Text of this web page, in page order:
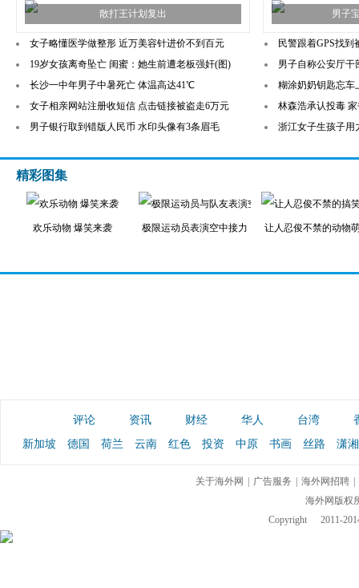
散打王计划复出 男子
女子略懂医学做整形 近万美容针进价不到百元
19岁女孩离奇坠亡 闺蜜：她生前遭老板强奸(图)
长沙一中年男子中暑死亡 体温高达41℃
女子相亲网站注册收短信 点击链接被盗走6万元
男子银行取到错版人民币 水印头像有3条眉毛
民警跟着GPS找
男子自称公安厅干
糊涂奶奶钥匙忘车
林森浩承认投毒
浙江女子生孩子用
精彩图集
欢乐动物 爆笑来袭 极限运动员表演空中接力 让人忍俊不禁的动物
评论 资讯 财经 华人 台湾
新加坡
德国 荷兰 云南 红色 投资 中原 书画 丝路 潇湘
关于海外网 广告服务 海外网招聘
海外网版权
Copyright
2011-